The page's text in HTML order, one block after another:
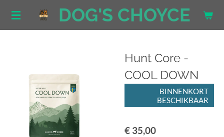
Ga
DOG'S CHOYCE
Hunt Core -
COOL DOWN
BINNENKORT
BESCHIKBAAR
€ 35,00